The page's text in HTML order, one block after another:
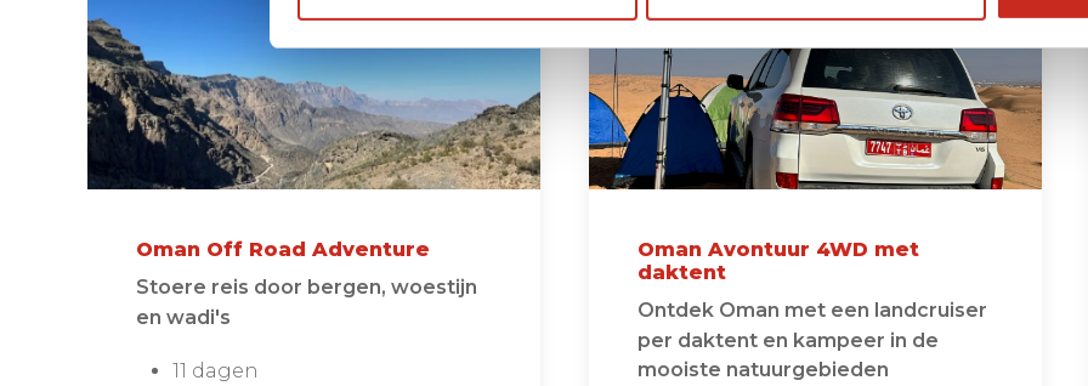
Oman Off Road Adventure
Stoere reis door bergen, woestijn
en wadi's
11 dagen
Oman Avontuur 4WD met
daktent
Ontdek Oman met een landcruiser
per daktent en kampeer in de
mooiste natuurgebieden